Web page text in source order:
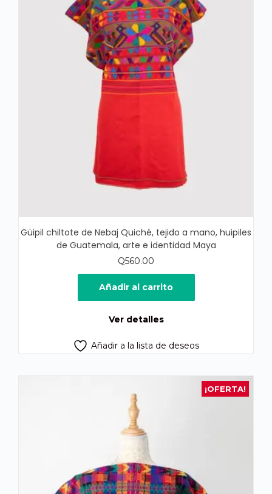
Güipil chiltote de Nebaj Quiché, tejido a mano, huipiles
de Guatemala, arte e identidad Maya
Q560.00
Añadir al carrito
Ver detalles
Añadir a la lista de deseos
¡OFERTA!